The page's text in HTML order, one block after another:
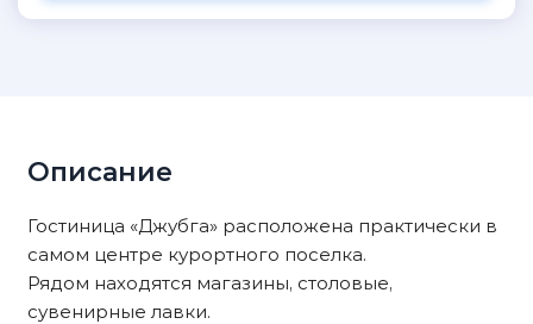
Описание
Гостиница «Джубга» расположена практически в
самом центре курортного поселка.
Рядом находятся магазины, столовые,
сувенирные лавки.